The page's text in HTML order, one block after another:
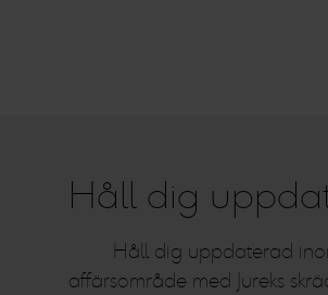
Håll dig
Håll dig uppdaterad
affärsområde med Jureks